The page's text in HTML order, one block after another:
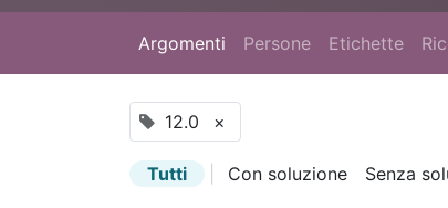
Argomenti Persone Etichette
12.0 ×
Tutti Con soluzione Senza